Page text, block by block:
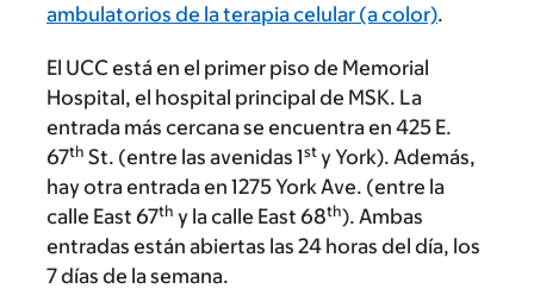
ambulatorios de la terapia celular (a color).
El UCC está en el primer piso de Memorial
Hospital, el hospital principal de MSK. La
entrada más cercana se encuentra en 425 E.
67th St. (entre las avenidas 1st y York). Además,
hay otra entrada en 1275 York Ave. (entre la
calle East 67th y la calle East 68th). Ambas
entradas están abiertas las 24 horas del día, los
7 días de la semana.